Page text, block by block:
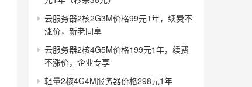
云服务器2核2G3M价格99元1年，续费不
涨价，新老同享
云服务器2核4G5M价格199元1年，续费
不涨价，企业专享
轻量2核4G4M服务器价格298元1年